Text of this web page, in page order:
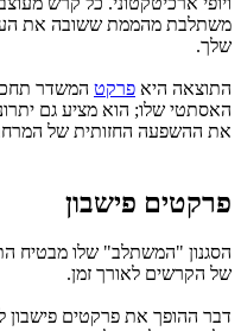
משתלבת מהממת ששובה את
שלך.
התוצאה היא פרקט המשדר
האסתטי שלו; הוא מציע גם
את ההשפעה החזותית של
פרקטים פישבון
הסגנון "המשתלב" שלו מבטיח
של הקרשים לאורך זמן.
דבר ההופך את פרקטים